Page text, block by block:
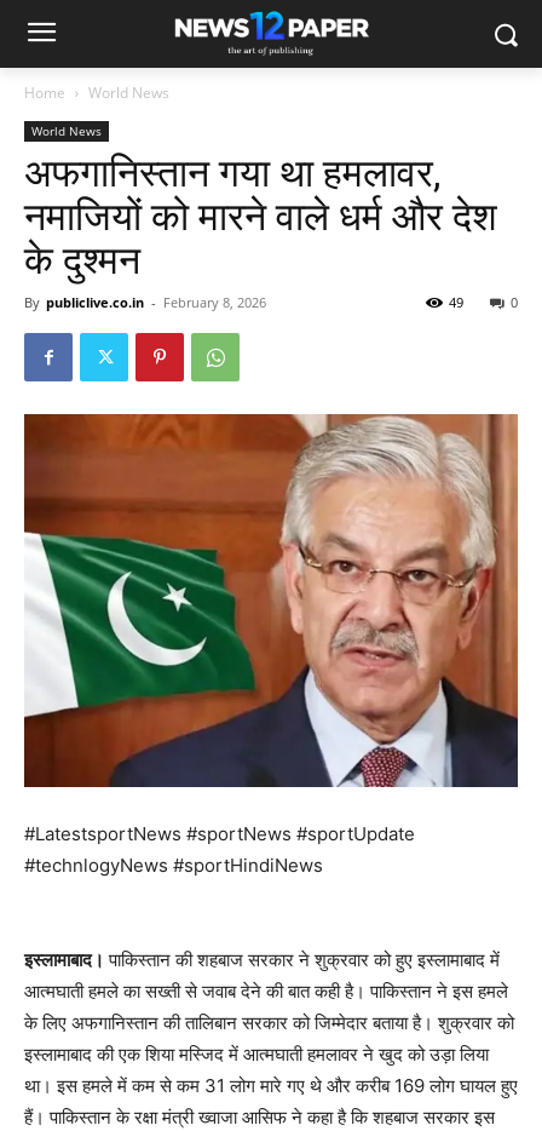
Home World News
World News
अफगानिस्तान गया था हमलावर,
नमाजियों को मारने वाले धर्म और देश
के दुश्मन
By publiclive.co.in - February 8, 2026 0
49
#LatestsportNews #sportNews #sportUpdate
#technlogyNews #sportHindiNews
इस्लामाबाद। पाकिस्तान की शहबाज सरकार ने शुक्रवार को हुए इस्लामाबाद में
आत्मघाती हमले का सख्ती से जवाब देने की बात कही है। पाकिस्तान ने इस हमले
के लिए अफगानिस्तान की तालिबान सरकार को जिम्मेदार बताया है। शुक्रवार को
इस्लामाबाद की एक शिया मस्जिद में आत्मघाती हमलावर ने खुद को उड़ा लिया
था। इस हमले में कम से कम 31 लोग मारे गए थे और करीब 169 लोग घायल हुए
हैं। पाकिस्तान के रक्षा मंत्री ख्वाजा आसिफ ने कहा है कि शहबाज सरकार इस